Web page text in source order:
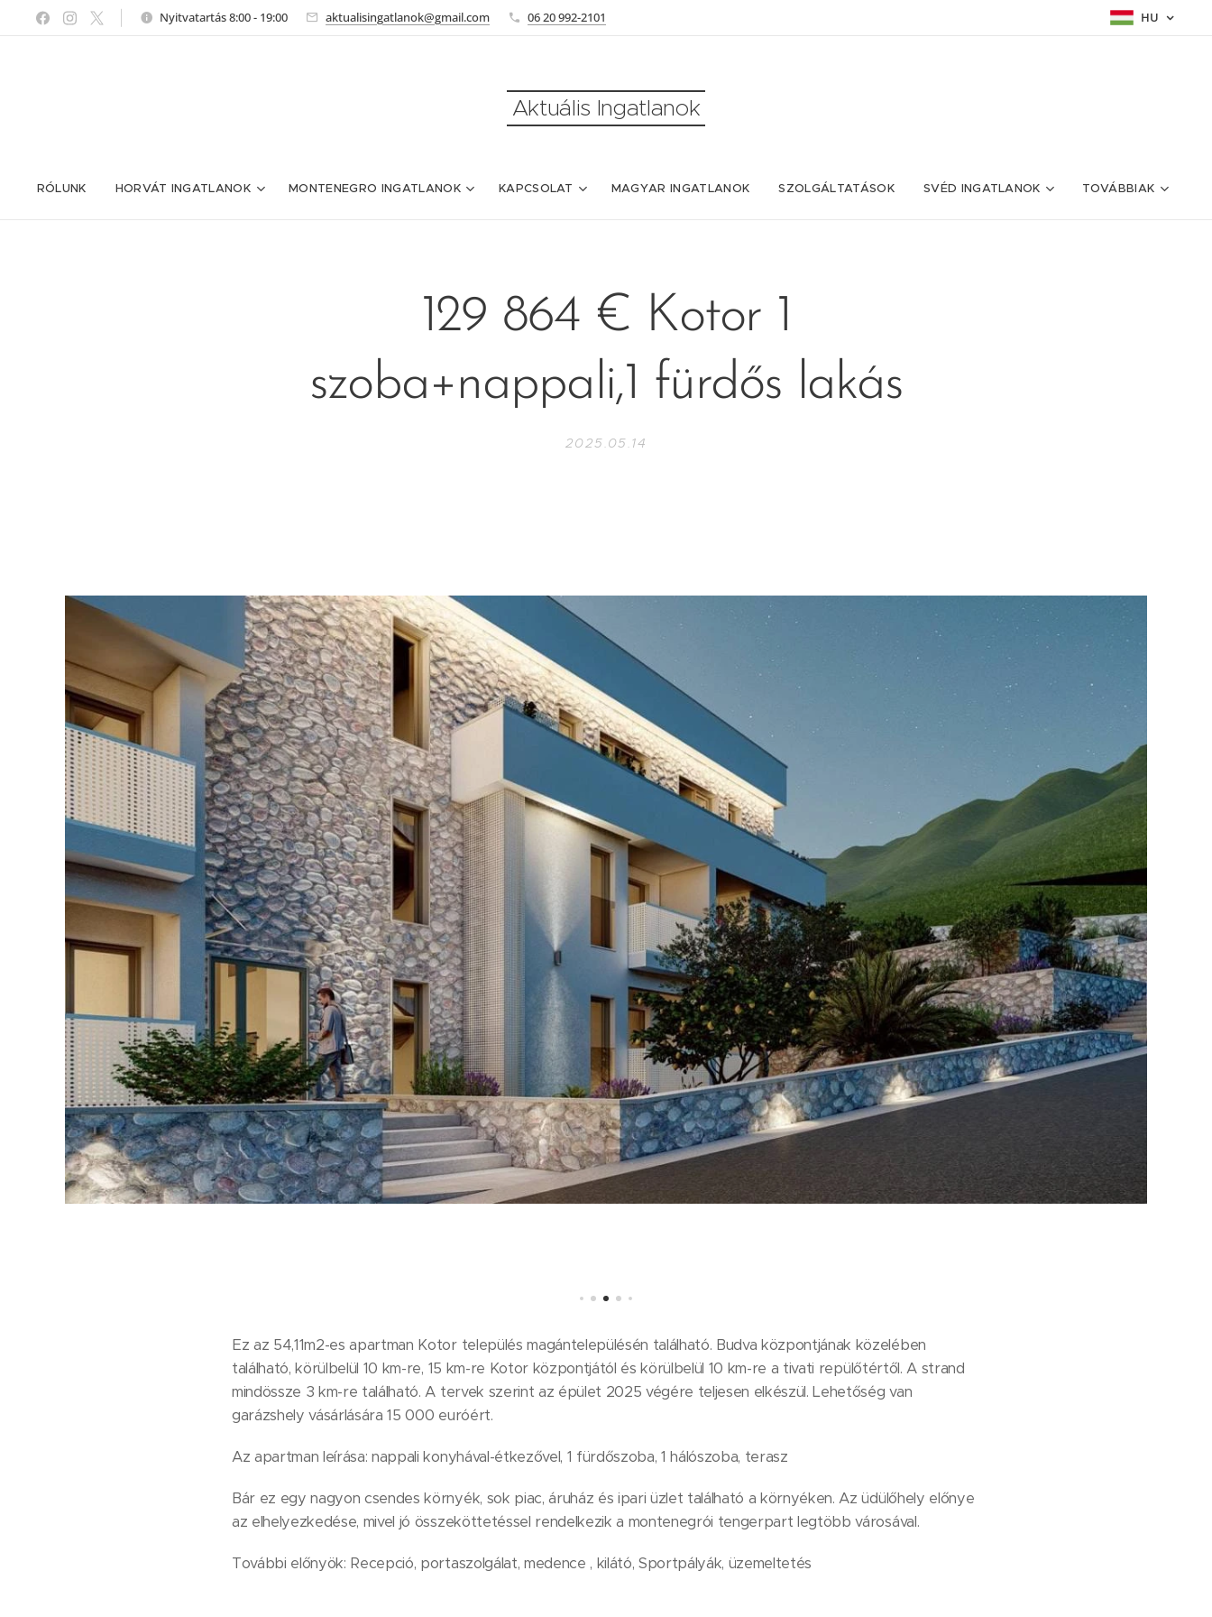
Nyitvatartás 8:00 - 19:00 aktualisingatlanok@gmail.com 06 20 992-2101 HU
Aktuális Ingatlanok
RÓLUNK HORVÁT INGATLANOK MONTENEGRO INGATLANOK KAPCSOLAT MAGYAR INGATLANOK SZOLGÁLTATÁSOK SVÉD INGATLANOK TOVÁBBIAK
129 864 € Kotor 1
szoba+nappali,1 fürdős lakás
2025.05.14
Ez az 54,11m2-es apartman Kotor település magántelepülésén található. Budva központjának közelében
található, körülbelül 10 km-re, 15 km-re Kotor központjától és körülbelül 10 km-re a tivati ​​repülőtértől. A strand
mindössze 3 km-re található. A tervek szerint az épület 2025 végére teljesen elkészül. Lehetőség van
garázshely vásárlására 15 000 euróért.
Az apartman leírása: nappali konyhával-étkezővel, 1 fürdőszoba, 1 hálószoba, terasz
‍Bár ez egy nagyon csendes környék, sok piac, áruház és ipari üzlet található a környéken. Az üdülőhely előnye
az elhelyezkedése, mivel jó összeköttetéssel rendelkezik a montenegrói tengerpart legtöbb városával.
További előnyök: Recepció, portaszolgálat, medence , kilátó, Sportpályák, üzemeltetés